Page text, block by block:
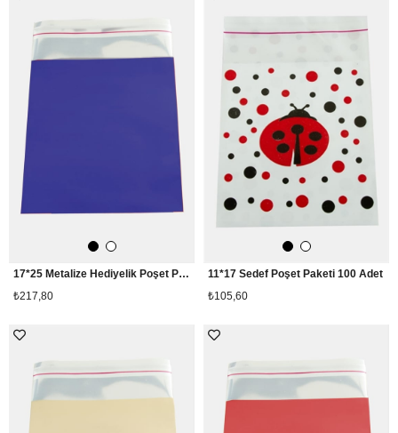
17*25 Metalize Hediyelik Poşet Paketi 100 Adet
₺217,80
11*17 Sedef Poşet Paketi 100 Adet
₺105,60